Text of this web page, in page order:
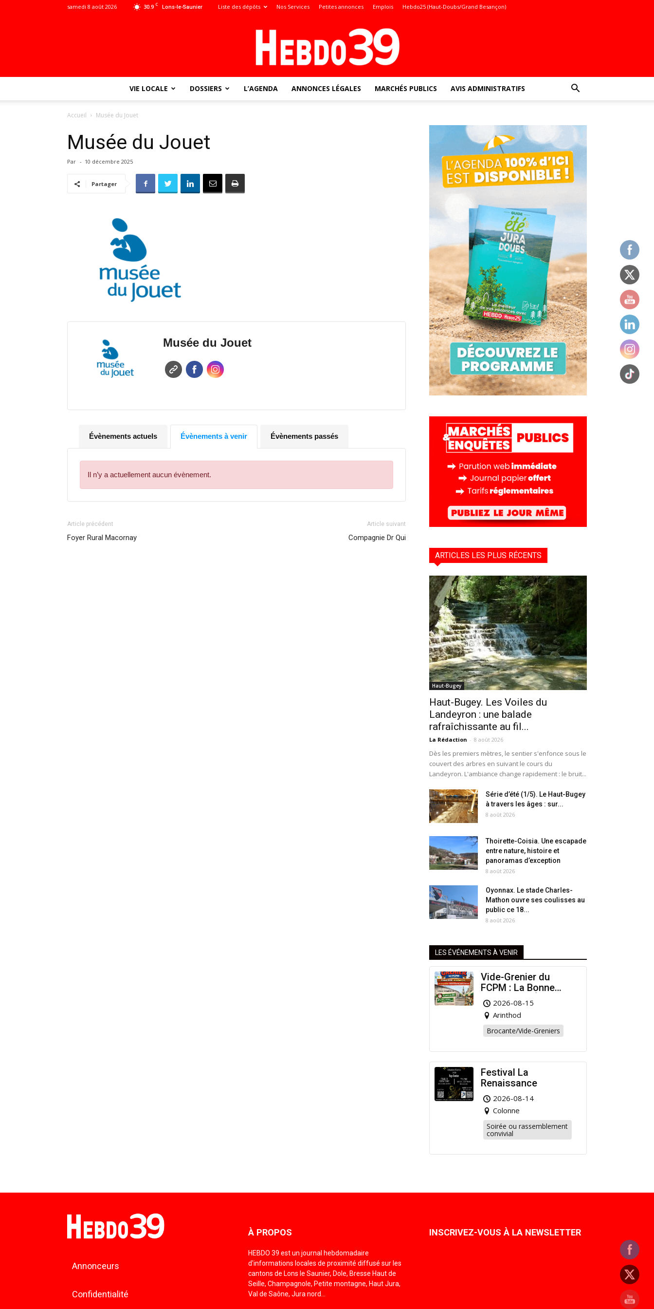
30.9 C Lons-le-Saunier
samedi 8 août 2026 Liste des dépôts Nos Services Petites annonces Emplois Hebdo25 (Haut-Doubs/Grand Besançon)
VIE LOCALE DOSSIERS L’AGENDA ANNONCES LÉGALES MARCHÉS PUBLICS AVIS ADMINISTRATIFS
Accueil Musée du Jouet
Musée du Jouet
Par - 10 décembre 2025
Partager
Musée du Jouet
Évènements actuels Évènements à venir Évènements passés
Il n’y a actuellement aucun évènement.
Article précédent
Foyer Rural Macornay
Article suivant
Compagnie Dr Qui
ARTICLES LES PLUS RÉCENTS
Haut-Bugey
Haut-Bugey. Les Voiles du
Landeyron : une balade
rafraîchissante au fil...
La Rédaction - 8 août 2026
Dès les premiers mètres, le sentier s'enfonce sous le
couvert des arbres en suivant le cours du
Landeyron. L'ambiance change rapidement : le bruit...
Série d’été (1/5). Le Haut-Bugey
à travers les âges : sur...
8 août 2026
Thoirette-Coisia. Une escapade
entre nature, histoire et
panoramas d’exception
8 août 2026
Oyonnax. Le stade Charles-
Mathon ouvre ses coulisses au
public ce 18...
8 août 2026
LES ÉVÉNEMENTS À VENIR
Vide-Grenier du
FCPM : La Bonne
Affaire de l’Été à
Arinthod !
2026-08-15
Arinthod
Brocante/Vide-Greniers
Festival La
Renaissance
2026-08-14
Colonne
Soirée ou rassemblement
convivial